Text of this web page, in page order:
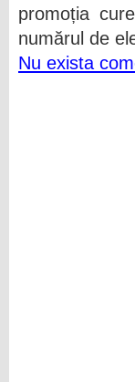
promoția
numărul de
Nu exista